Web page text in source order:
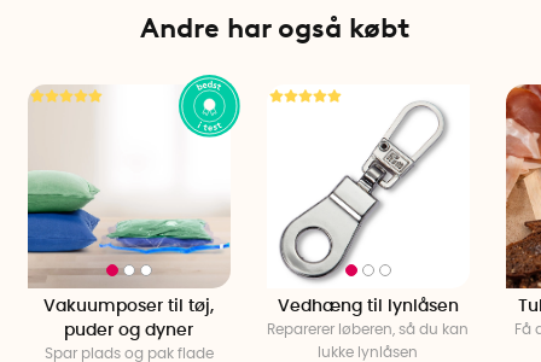
Andre har også købt
Vakuumposer til tøj,
puder og dyner
Spar plads og pak flade
Vedhæng til lynlåsen
Reparerer løberen, så du kan
lukke lynlåsen
Få